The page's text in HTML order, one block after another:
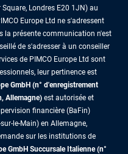
Londres E20 1JN) au
Europe Ltd ne s'adressent
la présente communication n'est
de s'adresser à un conseiller
de PIMCO Europe Ltd sont
leur pertinence est
GmbH (n° d'enregistrement
Allemagne) est autorisée et
financière (BaFin)
le-Main) en Allemagne,
sur les institutions de
GmbH Succursale Italienne (n°